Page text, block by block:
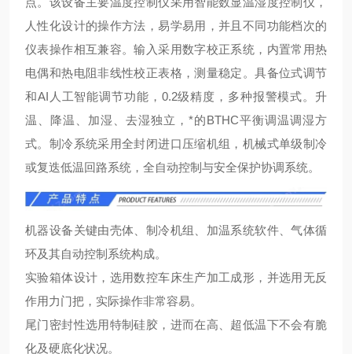
人性化设计的操作方法，易学易用，并且不同功能档次的
仪表操作相互兼容。输入采用数字校正系统，内置常用热
电偶和热电阻非线性校正表格，测量稳定。具备位式调节
和AI人工智能调节功能，0.2级精度，多种报警模式。升
温、降温、加湿、去湿独立，*的BTHC平衡调温调湿方
式。制冷系统采用全封闭进口压缩机组，机械式单级制冷
或复迭低温回路系统，全自动控制与安全保护协调系统。
机器设备关键由壳体、制冷机组、加温系统软件、气体循
环及其自动控制系统构成。
实验箱体设计，选用数控车床生产加工成形，并选用无反
作用力门把，实际操作非常容易。
尾门密封性选用特制硅胶，进而在高、超低温下不会有脆
化及硬底化状况。